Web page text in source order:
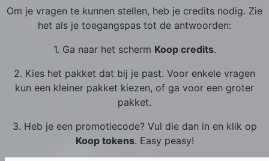
Om je vragen te kunnen stellen, heb je credits nodig. Zie
het als je toegangspas tot de antwoorden:
1. Ga naar het scherm Koop credits.
2. Kies het pakket dat bij je past. Voor enkele vragen
kun een kleiner pakket kiezen, of ga voor een groter
pakket.
3. Heb je een promotiecode? Vul die dan in en klik op
Koop tokens. Easy peasy!